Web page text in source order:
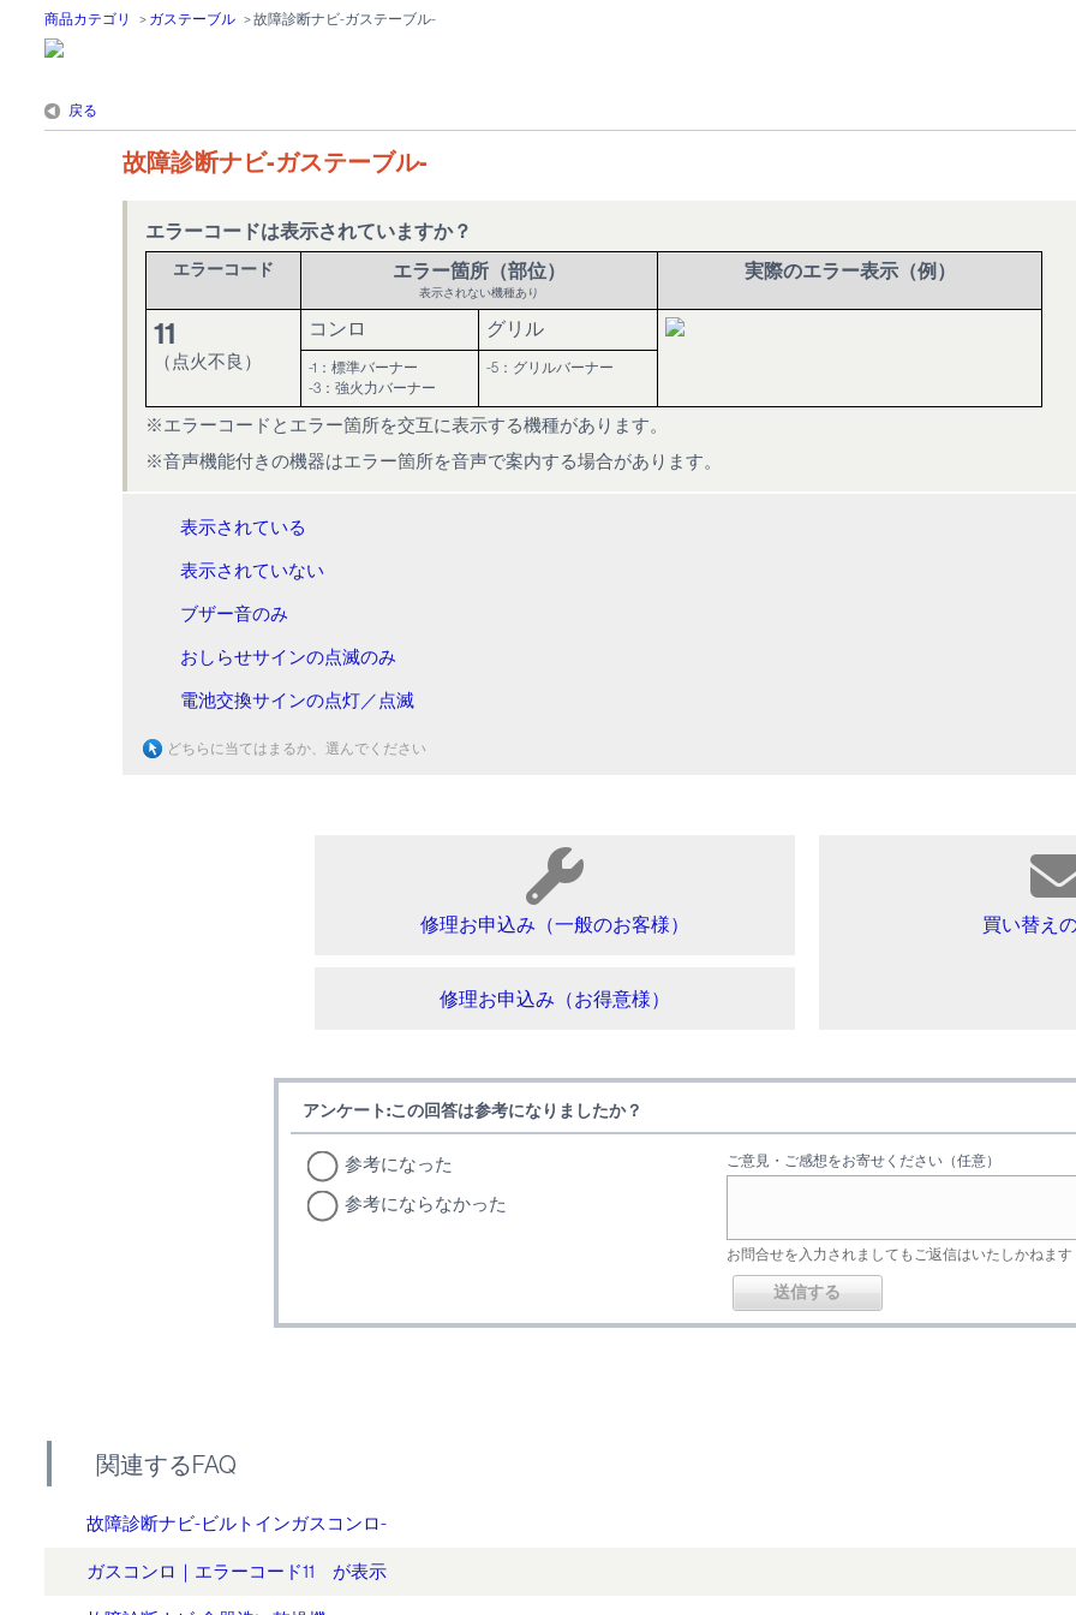
商品カテゴリ > ガステーブル >故障診断ナビ-ガステーブル-
戻る
故障診断ナビ-ガステーブル-
エラーコードは表示されていますか？
エラーコード エラー箇所（部位）
表示されない機種あり
実際のエラー表示（例）
11
（点火不良）
コンロ グリル
-1：標準バーナー
-3：強火力バーナー
-5：グリルバーナー
※エラーコードとエラー箇所を交互に表示する機種があります。
※音声機能付きの機器はエラー箇所を音声で案内する場合があります。
表示されている
表示されていない
ブザー音のみ
おしらせサインの点滅のみ
電池交換サインの点灯／点滅
どちらに当てはまるか、選んでください
修理お申込み（一般のお客様）
修理お申込み（お得意様）
買い替え
アンケート:この回答は参考になりましたか？
参考になった
参考にならなかった
ご意見・ご感想をお寄せください（任意）
お問合せを入力されましてもご返信はいたしかねます
関連するFAQ
故障診断ナビ-ビルトインガスコンロ-
ガスコンロ｜エラーコード11 が表示